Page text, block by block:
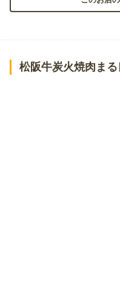
松阪牛炭火焼肉ま